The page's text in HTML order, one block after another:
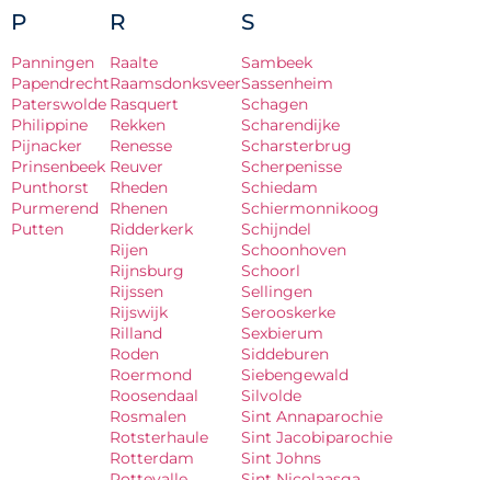
P
Panningen
Papendrecht
Paterswolde
Philippine
Pijnacker
Prinsenbeek
Punthorst
Purmerend
Putten
R
Raalte
Raamsdonksveer
Rasquert
Rekken
Renesse
Reuver
Rheden
Rhenen
Ridderkerk
Rijen
Rijnsburg
Rijssen
Rijswijk
Rilland
Roden
Roermond
Roosendaal
Rosmalen
Rotsterhaule
Rotterdam
S
Sambeek
Sassenheim
Schagen
Scharendijke
Scharsterbrug
Scherpenisse
Schiedam
Schiermonnikoog
Schijndel
Schoonhoven
Schoorl
Sellingen
Serooskerke
Sexbierum
Siddeburen
Siebengewald
Silvolde
Sint Annaparochie
Sint Jacobiparochie
Sint Johns